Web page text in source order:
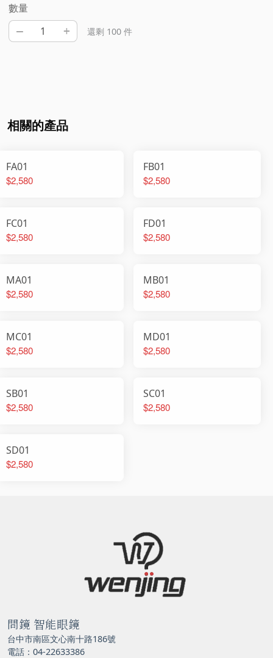
數量
– + 還剩 100 件
相關的產品
FA01
$2,580
FB01
$2,580
FC01
$2,580
FD01
$2,580
MA01
$2,580
MB01
$2,580
MC01
$2,580
MD01
$2,580
SB01
$2,580
SC01
$2,580
SD01
$2,580
問鏡 智能眼鏡
台中市南區文心南十路186號
電話：04-22633386